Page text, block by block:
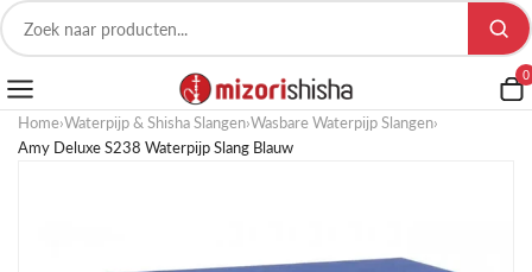
0
Home›Waterpijp & Shisha Slangen›Wasbare Waterpijp Slangen›
Amy Deluxe S238 Waterpijp Slang Blauw